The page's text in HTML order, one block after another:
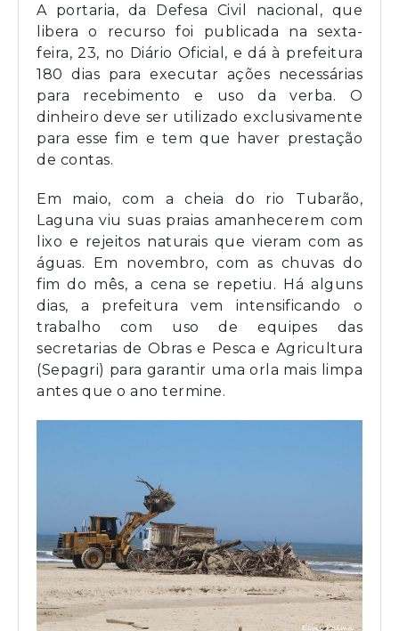
A portaria, da Defesa Civil nacional, que
libera o recurso foi publicada na sexta-
feira, 23, no Diário Oficial, e dá à prefeitura
180 dias para executar ações necessárias
para recebimento e uso da verba. O
dinheiro deve ser utilizado exclusivamente
para esse fim e tem que haver prestação
de contas.
Em maio, com a cheia do rio Tubarão,
Laguna viu suas praias amanhecerem com
lixo e rejeitos naturais que vieram com as
águas. Em novembro, com as chuvas do
fim do mês, a cena se repetiu. Há alguns
dias, a prefeitura vem intensificando o
trabalho com uso de equipes das
secretarias de Obras e Pesca e Agricultura
(Sepagri) para garantir uma orla mais limpa
antes que o ano termine.